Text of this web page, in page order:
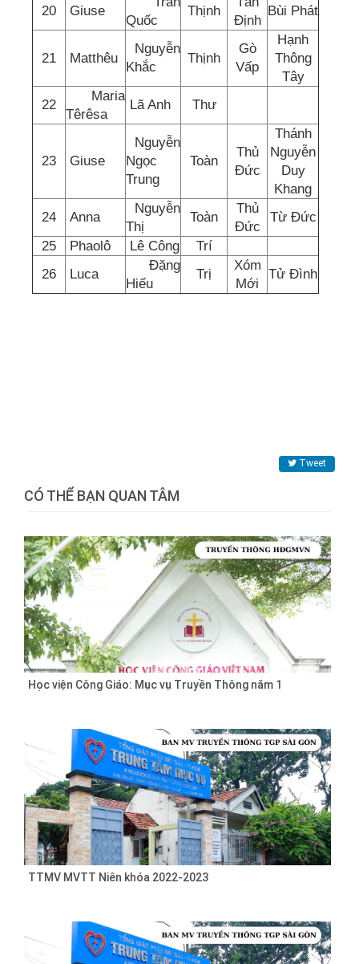
20 Giuse
Quốc
Thịnh
Định
Bùi Phát
21 Matthêu
Nguyễn
Khắc
Thịnh
Gò
Vấp
Hạnh
Thông
Tây
22
Maria
Têrêsa
Lã Anh Thư
23 Giuse
Nguyễn
Ngọc
Trung
Toàn
Thủ
Đức
Thánh
Nguyễn
Duy
Khang
24
Anna
Nguyễn
Thị
Toàn
Thủ
Đức
Từ Đức
25
Phaolô Lê Công
Trí
26
Luca
Đặng
Hiếu
Trị
Xóm
Mới
Tử Đình
Tweet
CÓ THỂ BẠN QUAN TÂM
Học viện Công Giáo: Mục vụ Truyền Thông năm 1
TTMV MVTT Niên khóa 2022-2023